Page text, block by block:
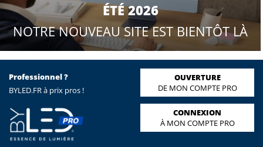
ÉTÉ 2026
NOTRE NOUVEAU SITE EST BIENTÔT LÀ
Professionnel ?
BYLED.FR à prix pros !
OUVERTURE
DE MON COMPTE PRO
CONNEXION
À MON COMPTE PRO